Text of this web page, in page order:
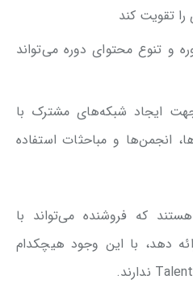
تقویت کند
و تنوع محتوای دوره می‌تواند
جهت ایجاد شبکه‌های مشترک با
انجمن‌ها و مباحثات استفاده
که فروشنده می‌تواند با
دهد، با این وجود هیچکدام